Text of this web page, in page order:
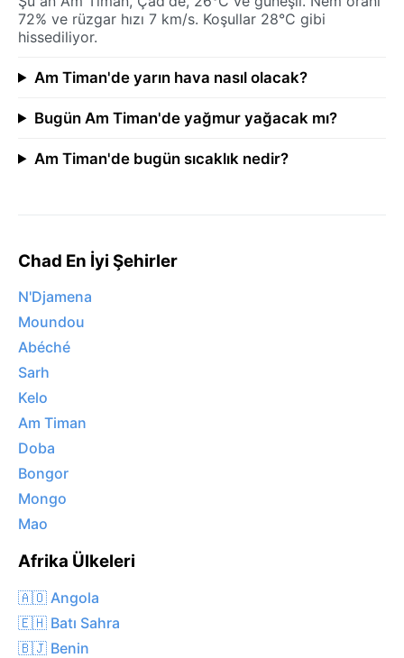
72% ve rüzgar hızı 7 km/s. Koşullar 28°C gibi
hissediliyor.
Am Timan'de yarın hava nasıl olacak?
Bugün Am Timan'de yağmur yağacak mı?
Am Timan'de bugün sıcaklık nedir?
Chad En İyi Şehirler
N'Djamena
Moundou
Abéché
Sarh
Kelo
Am Timan
Doba
Bongor
Mongo
Mao
Afrika Ülkeleri
🇦🇴 Angola
🇪🇭 Batı Sahra
🇧🇯 Benin